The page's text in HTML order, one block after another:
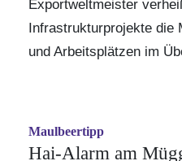
Exportweltmeister
Infrastrukturprojekte die
und Arbeitsplätzen im
Maulbeertipp
Hai-Alarm am